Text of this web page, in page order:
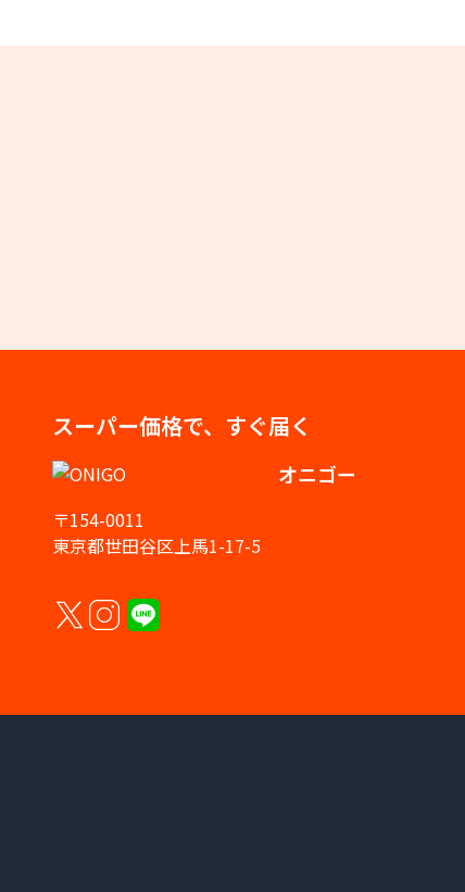
スーパー価格で、すぐ届く
オニゴー
〒154-0011
東京都世田谷区上馬1-17-5